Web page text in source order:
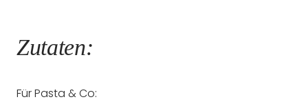
Zutaten:
Für Pasta & Co: